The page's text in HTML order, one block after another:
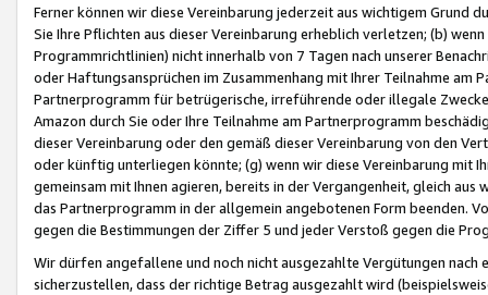
Ferner können wir diese Vereinbarung jederzeit aus wichtigem Grund
Sie Ihre Pflichten aus dieser Vereinbarung erheblich verletzen; (b)
Programmrichtlinien) nicht innerhalb von 7 Tagen nach unserer
oder Haftungsansprüchen im Zusammenhang mit Ihrer Teilnahme am
Partnerprogramm für betrügerische, irreführende oder illegale
Amazon durch Sie oder Ihre Teilnahme am Partnerprogramm
dieser Vereinbarung oder den gemäß dieser Vereinbarung von den
oder künftig unterliegen könnte; (g) wenn wir diese Vereinbarung mit
gemeinsam mit Ihnen agieren, bereits in der Vergangenheit, gleich
das Partnerprogramm in der allgemein angebotenen Form beenden.
gegen die Bestimmungen der Ziffer 5 und jeder Verstoß gegen die
Wir dürfen angefallene und noch nicht ausgezahlte Vergütungen
sicherzustellen, dass der richtige Betrag ausgezahlt wird